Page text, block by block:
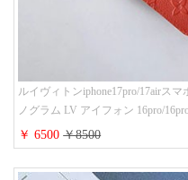
ルイヴィトンiphone17pro/17airス
ノグラム LV アイフォン 16pro/
ンド iPhone 15/14/13 proケース 手
￥ 6500￥8500